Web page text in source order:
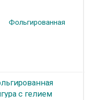
с гелием